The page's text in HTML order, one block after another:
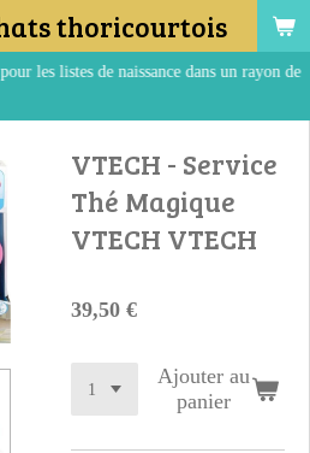
thoricourtois
les listes de naissance dans un rayon de
VTECH - Service
Thé Magique
VTECH VTECH
39,50 €
Ajouter au
panier